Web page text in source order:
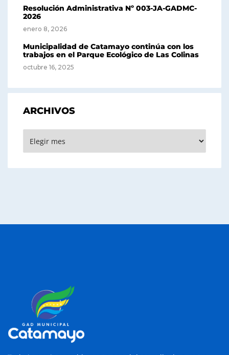
Resolución Administrativa Nº 003-JA-GADMC-
2026
enero 8, 2026
Municipalidad de Catamayo continúa con los
trabajos en el Parque Ecológico de Las Colinas
octubre 16, 2025
ARCHIVOS